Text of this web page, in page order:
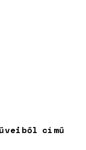
című